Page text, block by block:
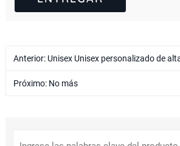
Anterior: Unisex Unisex personalizado de alta calidad 5 panel de algodón sarga de algodón snapback
Próximo: No más